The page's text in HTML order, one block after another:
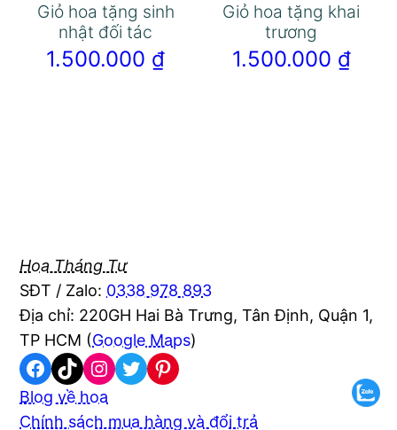
Giỏ hoa tặng sinh
nhật đối tác
1.500.000 ₫
Giỏ hoa tặng khai
trương
1.500.000 ₫
Hoa Tháng Tư
SĐT / Zalo: 0338 978 893
Địa chỉ: 220GH Hai Bà Trưng, Tân Định, Quận 1,
TP HCM (Google Maps)
Facebook
TikTokInstagram
TwitterPinterest
Blog về hoa
Chính sách mua hàng và đổi trả